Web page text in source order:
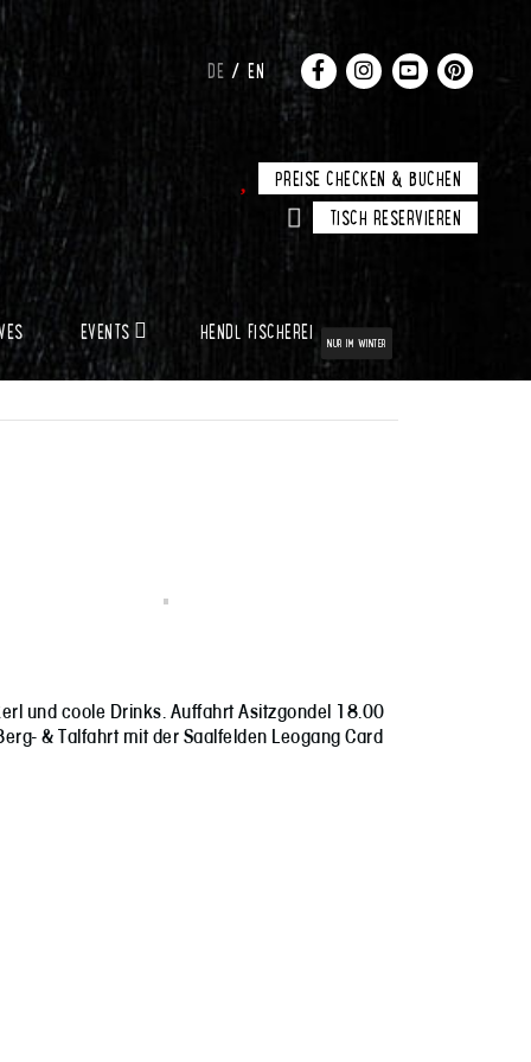
DE EN
PREISE CHECKEN & BUCHEN
TISCH RESERVIEREN
EVENTS HENDL FISCHEREI NUR IM WINTER
und coole Drinks. Auffahrt Asitzgondel 18.00
& Talfahrt mit der Saalfelden Leogang Card